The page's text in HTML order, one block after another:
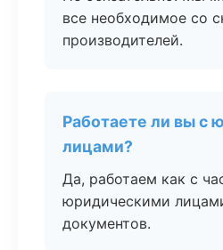
все необходимое со
производителей.
Работаете ли вы с
лицами?
Да, работаем как с
юридическими
документов.